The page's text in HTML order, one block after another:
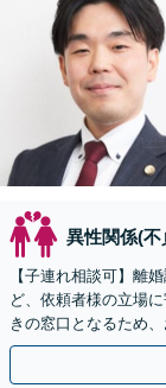
異性関係(
【子連れ相談可】離
ど、依頼者様の立場
きの窓口となるため
ます。【相模原駅徒